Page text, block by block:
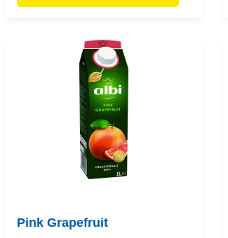
Pink Grapefruit